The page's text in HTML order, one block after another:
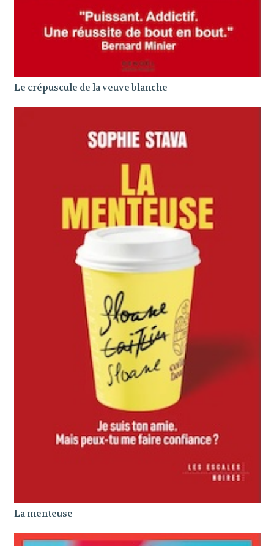
Le crépuscule de la veuve blanche
La menteuse